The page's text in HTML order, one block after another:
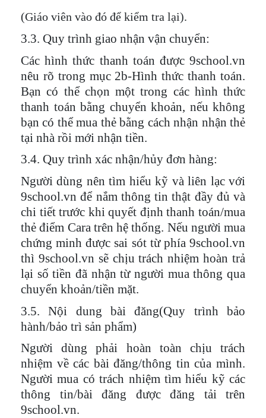
(Giáo viên vào đó để kiểm tra lại).
3.3. Quy trình giao nhận vận chuyển:
Các hình thức thanh toán được 9school.vn
nêu rõ trong mục 2b-Hình thức thanh toán.
Bạn có thể chọn một trong các hình thức
thanh toán bằng chuyển khoản, nếu không
bạn có thể mua thẻ bằng cách nhận nhận thẻ
tại nhà rồi mới nhận tiền.
3.4. Quy trình xác nhận/hủy đơn hàng:
Người dùng nên tìm hiểu kỹ và liên lạc với
9school.vn để nắm thông tin thật đầy đủ và
chi tiết trước khi quyết định thanh toán/mua
thẻ điểm Cara trên hệ thống. Nếu người mua
chứng minh được sai sót từ phía 9school.vn
thì 9school.vn sẽ chịu trách nhiệm hoàn trả
lại số tiền đã nhận từ người mua thông qua
chuyển khoản/tiền mặt.
3.5. Nội dung bài đăng(Quy trình bảo
hành/bảo trì sản phẩm)
Người dùng phải hoàn toàn chịu trách
nhiệm về các bài đăng/thông tin của mình.
Người mua có trách nhiệm tìm hiểu kỹ các
thông tin/bài đăng được đăng tải trên
9school.vn.